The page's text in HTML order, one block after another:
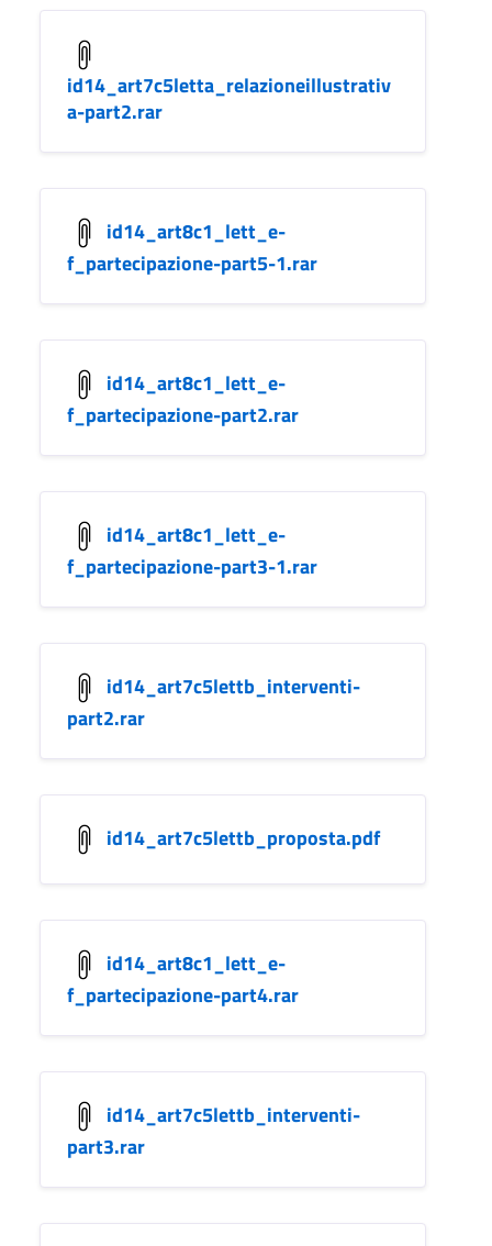
id14_art7c5letta_relazioneillustrativ
a-part2.rar
id14_art8c1_lett_e-
f_partecipazione-part5-1.rar
id14_art8c1_lett_e-
f_partecipazione-part2.rar
id14_art8c1_lett_e-
f_partecipazione-part3-1.rar
id14_art7c5lettb_interventi-
part2.rar
id14_art7c5lettb_proposta.pdf
id14_art8c1_lett_e-
f_partecipazione-part4.rar
id14_art7c5lettb_interventi-
part3.rar